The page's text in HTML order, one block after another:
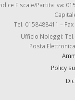
Fiscale/Partita Iva:
Tel. 0158488411 –
Ufficio Noleggi:
Posta
Policy